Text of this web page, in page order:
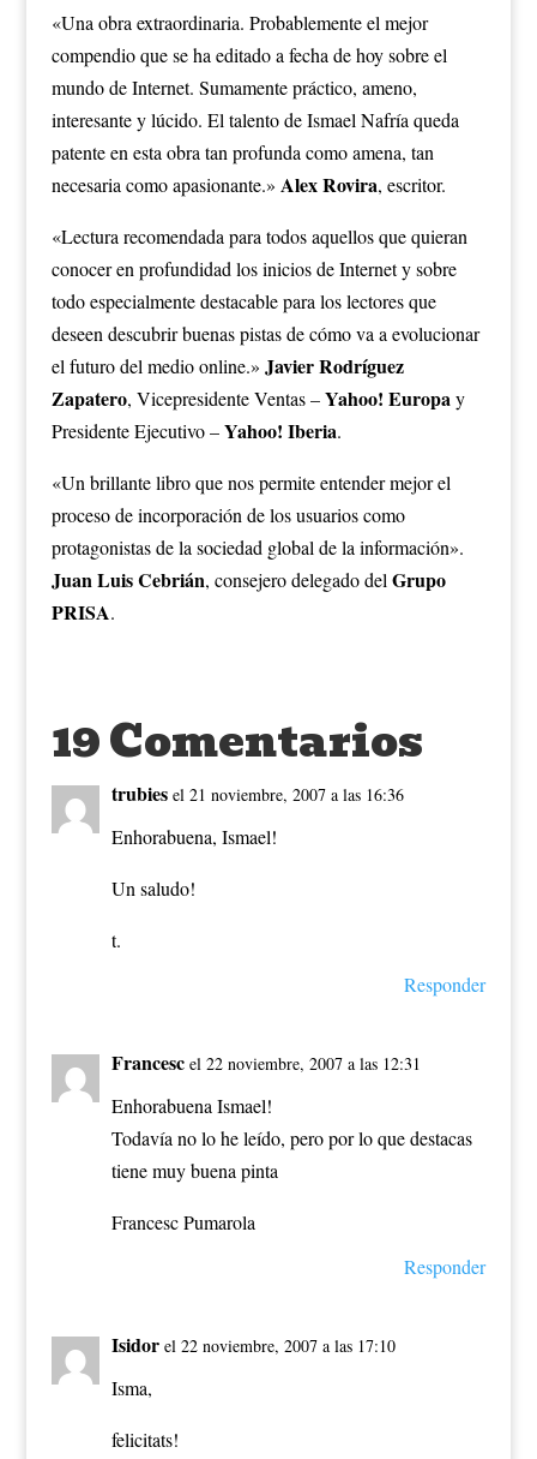
«Una obra extraordinaria. Probablemente el mejor
compendio que se ha editado a fecha de hoy sobre el
mundo de Internet. Sumamente práctico, ameno,
interesante y lúcido. El talento de Ismael Nafría queda
patente en esta obra tan profunda como amena, tan
necesaria como apasionante.» Alex Rovira, escritor.
«Lectura recomendada para todos aquellos que quieran
conocer en profundidad los inicios de Internet y sobre
todo especialmente destacable para los lectores que
deseen descubrir buenas pistas de cómo va a evolucionar
el futuro del medio online.» Javier Rodríguez
Zapatero, Vicepresidente Ventas –Yahoo! Europa y
Presidente Ejecutivo –Yahoo! Iberia.
«Un brillante libro que nos permite entender mejor el
proceso de incorporación de los usuarios como
protagonistas de la sociedad global de la información».
Juan Luis Cebrián, consejero delegado del Grupo
PRISA.
19 Comentarios
trubies el 21 noviembre, 2007 a las 16:36
Enhorabuena, Ismael!
Un saludo!
t.
Responder
Francesc el 22 noviembre, 2007 a las 12:31
Enhorabuena Ismael!
Todavía no lo he leído, pero por lo que destacas
tiene muy buena pinta
Francesc Pumarola
Responder
Isidor el 22 noviembre, 2007 a las 17:10
Isma,
felicitats!